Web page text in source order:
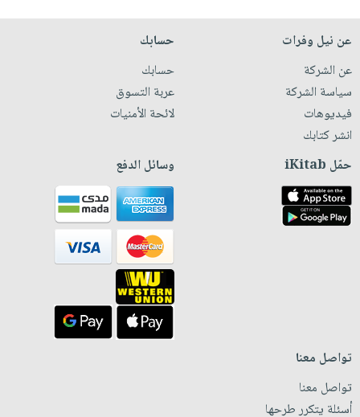
عن نيل وفرات
عن الشركة
سياسة الشركة
فيديوهات
انشر كتابك
حسابك
حسابك
عربة التسوق
لائحة الأمنيات
حمّل iKitab وسائل الدفع
تواصل معنا
تواصل معنا
أسئلة يتكرر طرحها